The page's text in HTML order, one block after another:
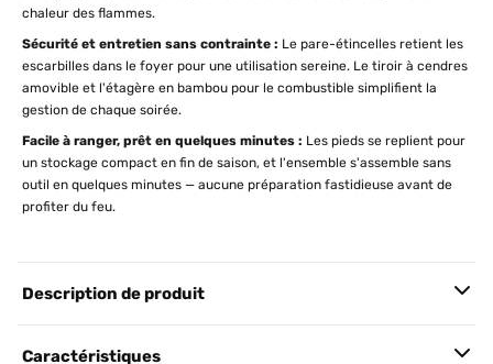
chaleur des flammes.
Sécurité et entretien sans contrainte : Le pare-étincelles retient les
escarbilles dans le foyer pour une utilisation sereine. Le tiroir à cendres
amovible et l'étagère en bambou pour le combustible simplifient la
gestion de chaque soirée.
Facile à ranger, prêt en quelques minutes : Les pieds se replient pour
un stockage compact en fin de saison, et l'ensemble s'assemble sans
outil en quelques minutes — aucune préparation fastidieuse avant de
profiter du feu.
Description de produit
Caractéristiques